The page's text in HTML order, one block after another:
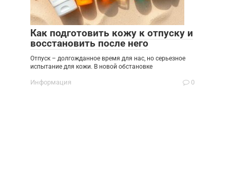
Как подготовить кожу к отпуску и
восстановить после него
Отпуск – долгожданное время для нас, но серьезное
испытание для кожи. В новой обстановке
Информация 0